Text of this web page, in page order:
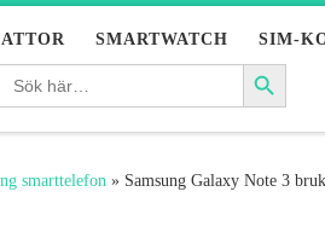
SMARTWATCH SIM-
smarttelefon » Samsung Galaxy Note 3